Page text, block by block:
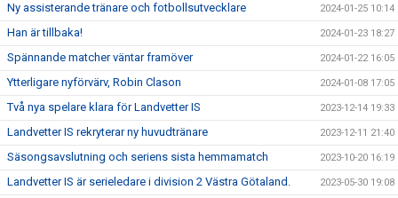
Ny assisterande tränare och fotbollsutvecklare 2024-01-25 10:14
Han är tillbaka! 2024-01-23 18:27
Spännande matcher väntar framöver 2024-01-22 16:05
Ytterligare nyförvärv, Robin Clason 2024-01-08 17:05
Två nya spelare klara för Landvetter IS 2023-12-14 19:33
Landvetter IS rekryterar ny huvudtränare 2023-12-11 21:40
Säsongsavslutning och seriens sista hemmamatch 2023-10-20 16:19
Landvetter IS är serieledare i division 2 Västra Götaland. 2023-05-30 19:08